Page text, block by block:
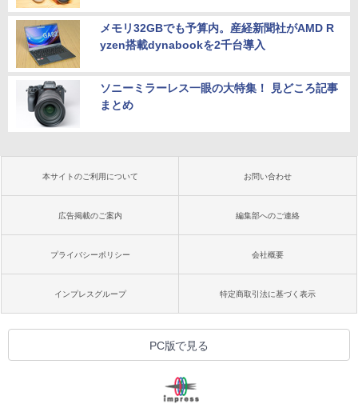
メモリ32GBでも予算内。産経新聞社がAMD R
yzen搭載dynabookを2千台導入
ソニーミラーレス一眼の大特集！ 見どころ記事
まとめ
本サイトのご利用について お問い合わせ
広告掲載のご案内 編集部へのご連絡
プライバシーポリシー 会社概要
インプレスグループ 特定商取引法に基づく表示
PC版で見る